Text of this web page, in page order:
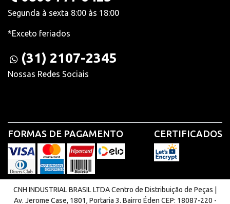
Segunda à sexta 8:00 às 18:00
*Exceto feriados
(31) 2107-2345
Nossas Redes Sociais
FORMAS DE PAGAMENTO CERTIFICADOS
CNH INDUSTRIAL BRASIL LTDA Centro de Distribuição de Peças |
Av. Jerome Case, 1801, Portaria 3. Bairro Éden CEP: 18087-220 -